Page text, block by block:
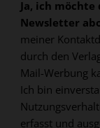
Ja, ich
Newsletter
meiner
durch den
Mail-Werbung
Ich bin
erfasst und